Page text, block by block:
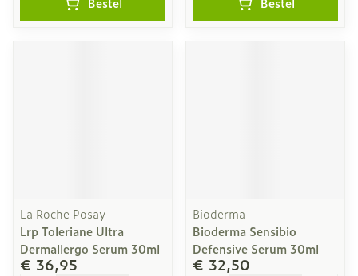
La Roche Posay
Lrp Toleriane Ultra
Dermallergo Serum 30ml
€ 36,95
Bioderma
Bioderma Sensibio
Defensive Serum 30ml
€ 32,50